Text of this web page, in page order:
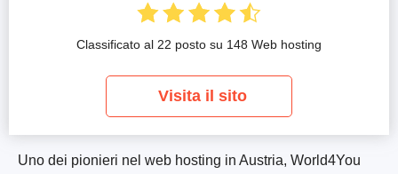
Uno dei pionieri nel web hosting in Austria, World4You
Classificato al 22 posto su 148 Web hosting
Visita il sito